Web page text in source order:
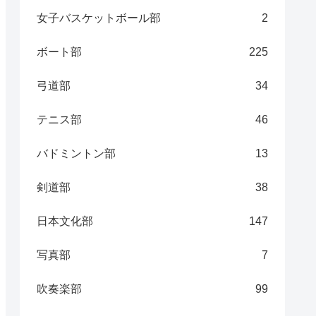
女子バスケットボール部 2
ボート部 225
弓道部 34
テニス部 46
バドミントン部 13
剣道部 38
日本文化部 147
写真部 7
吹奏楽部 99